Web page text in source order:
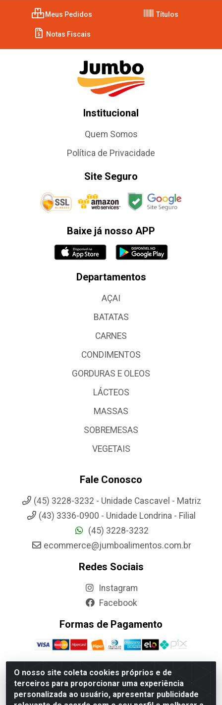
O nosso site coleta cookies próprios e de
terceiros para proporcionar uma experiência
personalizada ao usuário, apresentar publicidade
Meus Pedidos Títulos
Notas Fiscais
Institucional
Quem Somos
Política de Privacidade
Site Seguro
Baixe já nosso APP
Departamentos
AÇAI
BATATAS
CARNES
CONDIMENTOS
GORDURAS E OLEOS
LÁCTEOS
MASSAS
SOBREMESAS
VEGETAIS
Fale Conosco
(45) 3228-3232 - Unidade Cascavel - Matriz
(43) 3336-0900 - Unidade Londrina - Filial
(45) 3228-3232
ecommerce@jumboalimentos.com.br
Redes Sociais
Instagram
Facebook
Formas de Pagamento
Jumbo Alimentos Cascavel - Matriz - Rua Itatiba Do Sul, 161 -
Santos Dumont, Cascavel-PR - CEP 85804-700- CNPJ